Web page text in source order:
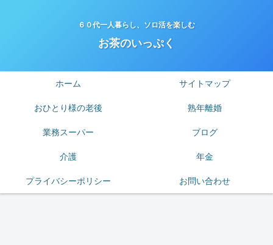
６０代一人暮らし、ソロ活を楽しむ
お茶のいっぷく
ホーム サイトマップ
おひとり様の老後 熟年離婚
業務スーパー ブログ
介護 年金
プライバシーポリシー お問い合わせ